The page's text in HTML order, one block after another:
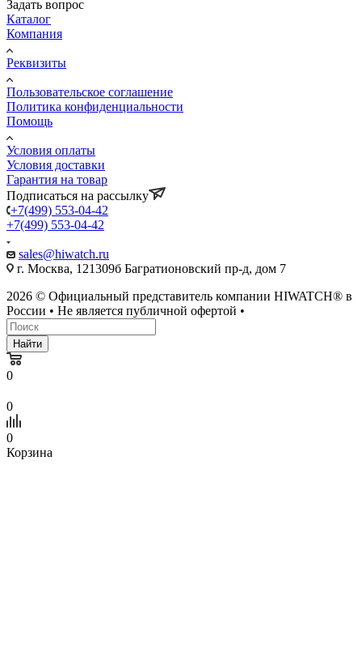
Задать вопрос
Каталог
Компания
Реквизиты
Пользовательское соглашение
Политика конфиденциальности
Помощь
Условия оплаты
Условия доставки
Гарантия на товар
Подписаться на рассылку
+7(499) 553-04-42
+7(499) 553-04-42
sales@hiwatch.ru
г. Москва, 121309б Багратионовский пр-д, дом 7
2026 © Официальный представитель компании HIWATCH® в
России • Не является публичной офертой •
Найти
0
0
0
Корзина